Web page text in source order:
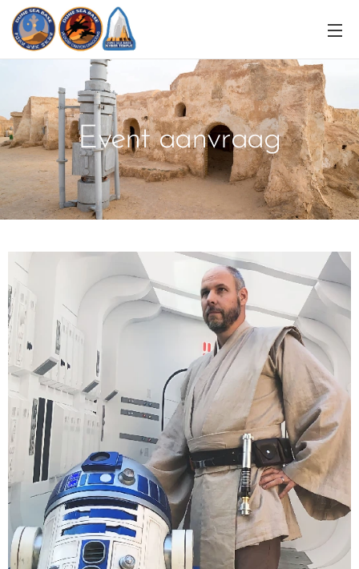
Event aanvraag